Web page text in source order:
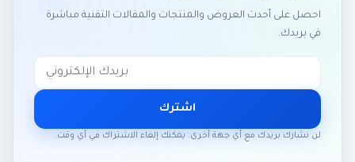
احصل على أحدث العروض والمنتجات والمقالات التقنية مباشرة
في بريدك.
اشترك
لن نشارك بريدك مع أي جهة أخرى. يمكنك إلغاء الاشتراك في أي وقت.